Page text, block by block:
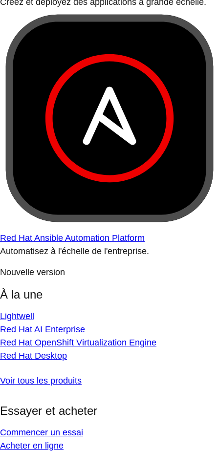
Créez et déployez des applications à grande échelle.
Red Hat Ansible Automation Platform
Automatisez à l'échelle de l'entreprise.
Nouvelle version
À la une
Lightwell
Red Hat AI Enterprise
Red Hat OpenShift Virtualization Engine
Red Hat Desktop
Voir tous les produits
Essayer et acheter
Commencer un essai
Acheter en ligne